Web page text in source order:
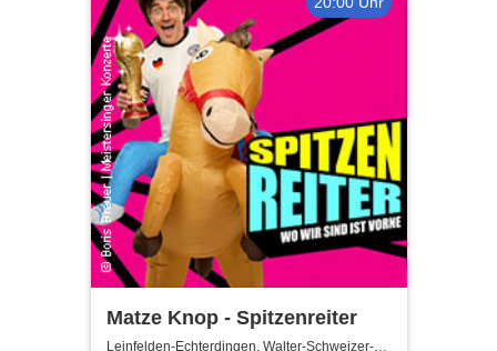
Matze Knop - Spitzenreiter
Leinfelden-Echterdingen, Walter-Schweizer-